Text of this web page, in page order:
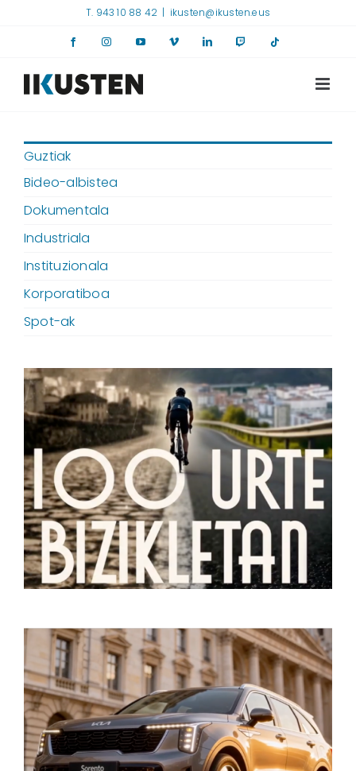
T. 943 10 88 42 | ikusten@ikusten.eus
FacebookInstagramYouTubeVimeo LinkedIn Twitch Tiktok
Guztiak
Bideo-albistea
Dokumentala
Industriala
Instituzionala
Korporatiboa
Spot-ak